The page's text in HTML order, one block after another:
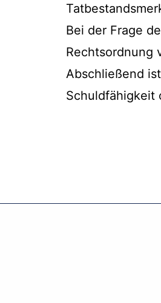
Bei der Frage
Rechtsordnung
Abschließend
Schuldfähigkeit